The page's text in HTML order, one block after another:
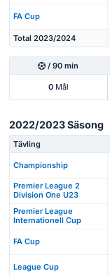
FA Cup
Total 2023/2024
/ 90 min
0Mål
2022/2023 Säsong
Tävling
Championship
Premier League 2
Division One U23
Premier League
Internationell Cup
FA Cup
League Cup